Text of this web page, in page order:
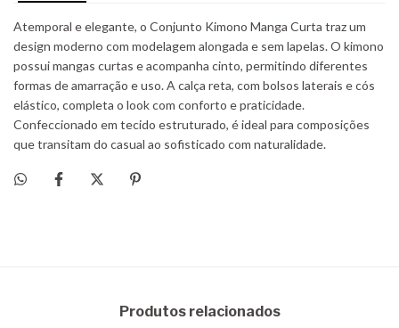
Produtos relacionados